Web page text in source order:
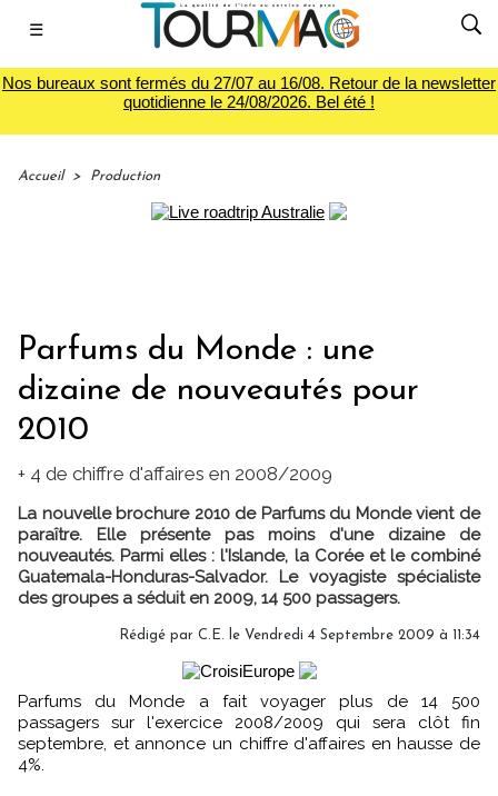
☰
Nos bureaux sont fermés du 27/07 au 16/08. Retour de la newsletter
quotidienne le 24/08/2026. Bel été !
Accueil > Production
Parfums du Monde : une
dizaine de nouveautés pour
2010
+ 4 de chiffre d'affaires en 2008/2009
La nouvelle brochure 2010 de Parfums du Monde vient de
paraître. Elle présente pas moins d'une dizaine de
nouveautés. Parmi elles : l'Islande, la Corée et le combiné
Guatemala-Honduras-Salvador. Le voyagiste spécialiste
des groupes a séduit en 2009, 14 500 passagers.
Rédigé par C.E. le Vendredi 4 Septembre 2009 à 11:34
Parfums du Monde a fait voyager plus de 14 500
passagers sur l'exercice 2008/2009 qui sera clôt fin
septembre, et annonce un chiffre d'affaires en hausse de
4%.